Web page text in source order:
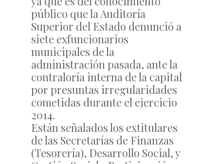
público que la Auditoría
Superior del Estado denunció a
siete exfuncionarios
municipales de la
administración pasada, ante la
contraloría interna de la capital
por presuntas irregularidades
cometidas durante el ejercicio
2014.
Están señalados los extitulares
de las Secretarías de Finanzas
(Tesorería), Desarrollo Social, y